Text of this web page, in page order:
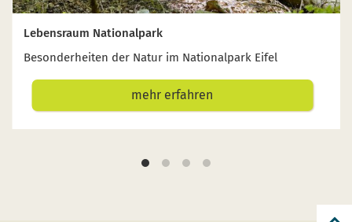
Lebensraum Nationalpark
Besonderheiten der Natur im Nationalpark Eifel
mehr erfahren